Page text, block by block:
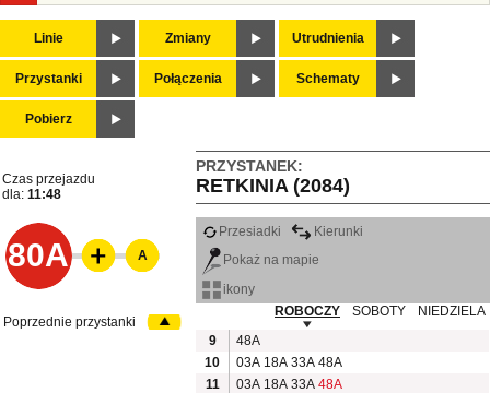
Linie Zmiany Utrudnienia
Przystanki Połączenia Schematy
Pobierz
PRZYSTANEK:
RETKINIA (2084)
Czas przejazdu
dla: 11:48
80A
Przesiadki
Kierunki
Pokaż na mapie
ikony
ROBOCZY
SOBOTY
NIEDZIELA
9
48A
10
03A 18A 33A 48A
11
03A 18A 33A 48A
A
Poprzednie przystanki